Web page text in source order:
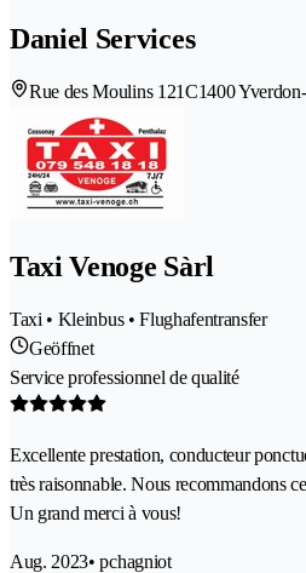
Daniel Services
Rue des Moulins 121C1400
Taxi Venoge Sàrl
Taxi • Kleinbus • Flughafentransfer
Geöffnet
Service professionnel de qualité
Excellente prestation, conducteur
très raisonnable. Nous recommandons
Un grand merci à vous!
Aug. 2023• pchagniot